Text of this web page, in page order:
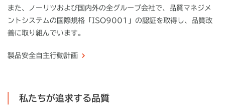
また、ノーリツおよび国内外の全グループ会社で、品質マネジメ
ントシステムの国際規格「ISO9001」の認証を取得し、品質改
善に取り組んでいます。
製品安全自主行動計画
私たちが追求する品質